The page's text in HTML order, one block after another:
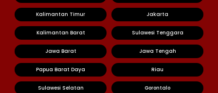
Kalimantan Timur Jakarta
Kalimantan Barat Sulawesi Tenggara
Jawa Barat Jawa Tengah
Papua Barat Daya Riau
Sulawesi Selatan Gorontalo